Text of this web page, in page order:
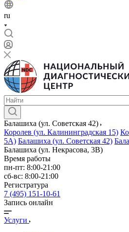
ru
Балашиха (ул. Советская 42)
Королев (ул. Калининградская 15)
5А) Балашиха (ул. Советская 42)
Балашиха (ул. Некрасова, 3В)
Время работы
пн-пт: 8:00-21:00
сб-вс: 8:00-21:00
Регистратура
7 (495) 151-10-61
Запись онлайн
Услуги